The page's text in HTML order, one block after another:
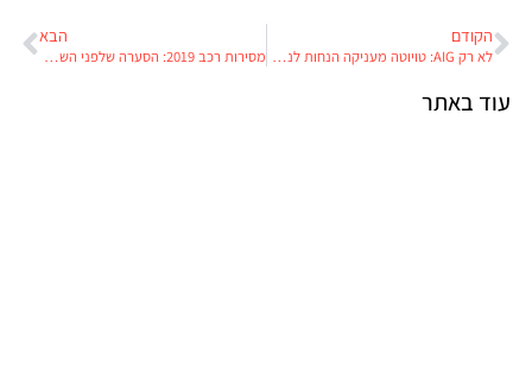
הקודם
לא רק AIG: טויוטה מעניקה הנחות לנהגים טובים
הבא
מסירות רכב 2019: הסערה שלפני השקט?
עוד באתר